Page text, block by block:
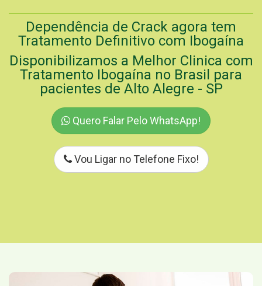
Dependência de Crack agora tem
Tratamento Definitivo com Ibogaína
Disponibilizamos a Melhor Clinica com
Tratamento Ibogaína no Brasil para
pacientes de Alto Alegre - SP
Quero Falar Pelo WhatsApp!
Vou Ligar no Telefone Fixo!